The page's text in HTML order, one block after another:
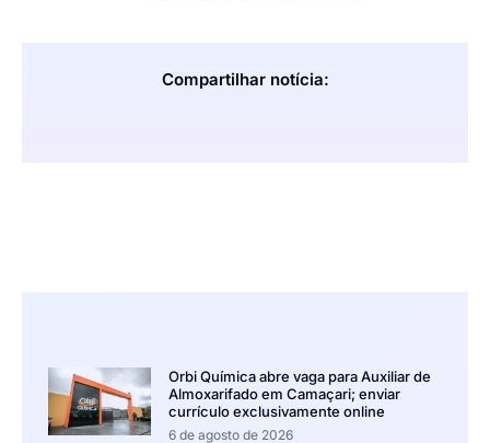
Compartilhar notícia:
Orbi Química abre vaga para Auxiliar de
Almoxarifado em Camaçari; enviar
currículo exclusivamente online
6 de agosto de 2026